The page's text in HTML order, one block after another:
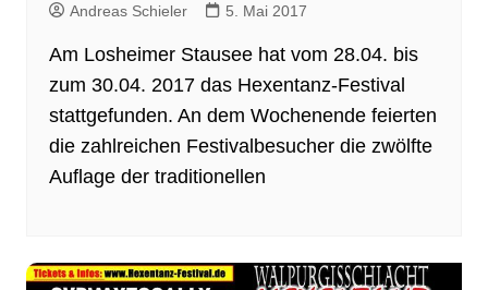
Andreas Schieler 5. Mai 2017
Am Losheimer Stausee hat vom 28.04. bis
zum 30.04. 2017 das Hexentanz-Festival
stattgefunden. An dem Wochenende feierten
die zahlreichen Festivalbesucher die zwölfte
Auflage der traditionellen